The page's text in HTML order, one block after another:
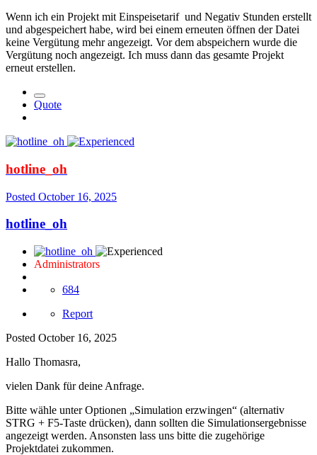
Wenn ich ein Projekt mit Einspeisetarif und Negativ Stunden erstellt
und abgespeichert habe, wird bei einem erneuten öffnen der Datei
keine Vergütung mehr angezeigt. Vor dem abspeichern wurde die
Vergütung noch angezeigt. Ich muss dann das gesamte Projekt
erneut erstellen.
Quote
hotline_oh
Posted October 16, 2025
hotline_oh
Administrators
684
Report
Posted October 16, 2025
Hallo Thomasra,
vielen Dank für deine Anfrage.
Bitte wähle unter Optionen „Simulation erzwingen“ (alternativ
STRG + F5-Taste drücken), dann sollten die Simulationsergebnisse
angezeigt werden. Ansonsten lass uns bitte die zugehörige
Projektdatei zukommen.